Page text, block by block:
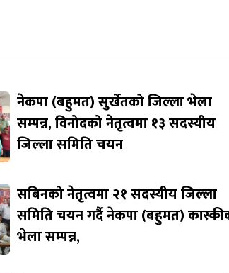
नेकपा (बहुमत) सुर्खेतको जिल्ला भेला
सम्पन्न, विनोदको नेतृत्वमा १३ सदस्यीय
जिल्ला समिति चयन
सबिनको नेतृत्वमा २१ सदस्यीय जिल्ला
समिति चयन गर्दै नेकपा (बहुमत)
भेला सम्पन्न,